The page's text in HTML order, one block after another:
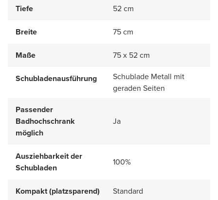
Tiefe
52 cm
Breite 75 cm
Maße 75 x 52 cm
Schubladenausführung
Schublade Metall mit
geraden Seiten
Passender
Badhochschrank
möglich
Ja
Ausziehbarkeit der
Schubladen
100%
Kompakt (platzsparend) Standard